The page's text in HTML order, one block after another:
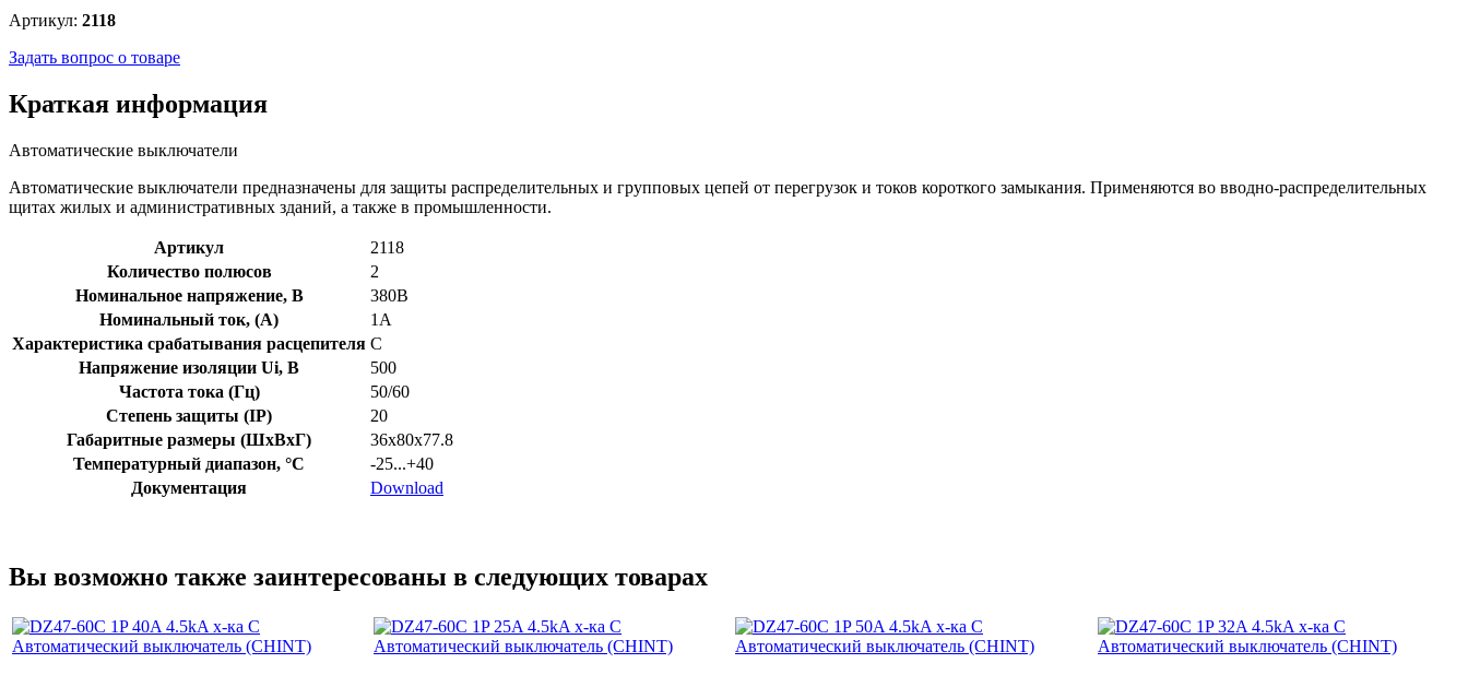
Артикул: 2118
Задать вопрос о товаре
Краткая информация
Автоматические выключатели
Автоматические выключатели предназначены для защиты распределительных и групповых цепей от перегрузок и токов короткого замыкания. Применяются во вводно-распределительных
щитах жилых и административных зданий, а также в промышленности.
Артикул
2118
Количество полюсов
2
Номинальное напряжение, В
380В
Номинальный ток, (А)
1А
Характеристика срабатывания расцепителя C
Напряжение изоляции Ui, В
500
Частота тока (Гц)
50/60
Степень защиты (IP)
20
Габаритные размеры (ШхВхГ)
36х80х77.8
Температурный диапазон, °C
-25...+40
Документация
Download
Вы возможно также заинтересованы в следующих товарах